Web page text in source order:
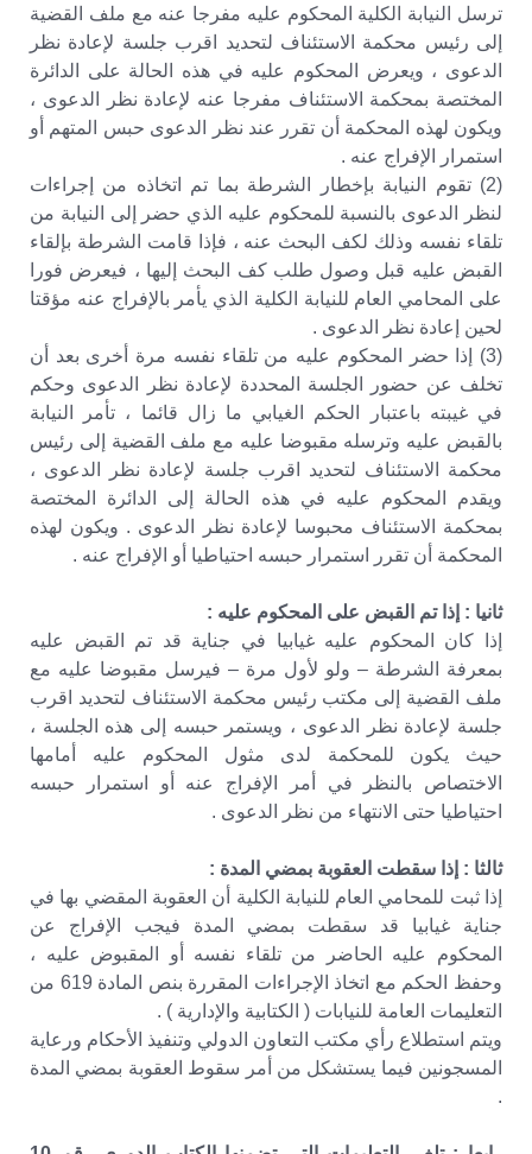
ترسل النيابة الكلية المحكوم عليه مفرجا عنه مع ملف القضية
إلى رئيس محكمة الاستئناف لتحديد اقرب جلسة لإعادة نظر
الدعوى ، ويعرض المحكوم عليه في هذه الحالة على الدائرة
المختصة بمحكمة الاستئناف مفرجا عنه لإعادة نظر الدعوى ،
ويكون لهذه المحكمة أن تقرر عند نظر الدعوى حبس المتهم أو
استمرار الإفراج عنه .
(2) تقوم النيابة بإخطار الشرطة بما تم اتخاذه من إجراءات
لنظر الدعوى بالنسبة للمحكوم عليه الذي حضر إلى النيابة من
تلقاء نفسه وذلك لكف البحث عنه ، فإذا قامت الشرطة بإلقاء
القبض عليه قبل وصول طلب كف البحث إليها ، فيعرض فورا
على المحامي العام للنيابة الكلية الذي يأمر بالإفراج عنه مؤقتا
لحين إعادة نظر الدعوى .
(3) إذا حضر المحكوم عليه من تلقاء نفسه مرة أخرى بعد أن
تخلف عن حضور الجلسة المحددة لإعادة نظر الدعوى وحكم
في غيبته باعتبار الحكم الغيابي ما زال قائما ، تأمر النيابة
بالقبض عليه وترسله مقبوضا عليه مع ملف القضية إلى رئيس
محكمة الاستئناف لتحديد اقرب جلسة لإعادة نظر الدعوى ،
ويقدم المحكوم عليه في هذه الحالة إلى الدائرة المختصة
بمحكمة الاستئناف محبوسا لإعادة نظر الدعوى . ويكون لهذه
المحكمة أن تقرر استمرار حبسه احتياطيا أو الإفراج عنه .
ثانيا : إذا تم القبض على المحكوم عليه :
إذا كان المحكوم عليه غيابيا في جناية قد تم القبض عليه
بمعرفة الشرطة – ولو لأول مرة – فيرسل مقبوضا عليه مع
ملف القضية إلى مكتب رئيس محكمة الاستئناف لتحديد اقرب
جلسة لإعادة نظر الدعوى ، ويستمر حبسه إلى هذه الجلسة ،
حيث يكون للمحكمة لدى مثول المحكوم عليه أمامها
الاختصاص بالنظر في أمر الإفراج عنه أو استمرار حبسه
احتياطيا حتى الانتهاء من نظر الدعوى .
ثالثا : إذا سقطت العقوبة بمضي المدة :
إذا ثبت للمحامي العام للنيابة الكلية أن العقوبة المقضي بها في
جناية غيابيا قد سقطت بمضي المدة فيجب الإفراج عن
المحكوم عليه الحاضر من تلقاء نفسه أو المقبوض عليه ،
وحفظ الحكم مع اتخاذ الإجراءات المقررة بنص المادة 619 من
التعليمات العامة للنيابات ( الكتابية والإدارية ) .
ويتم استطلاع رأي مكتب التعاون الدولي وتنفيذ الأحكام ورعاية
المسجونين فيما يستشكل من أمر سقوط العقوبة بمضي المدة
.